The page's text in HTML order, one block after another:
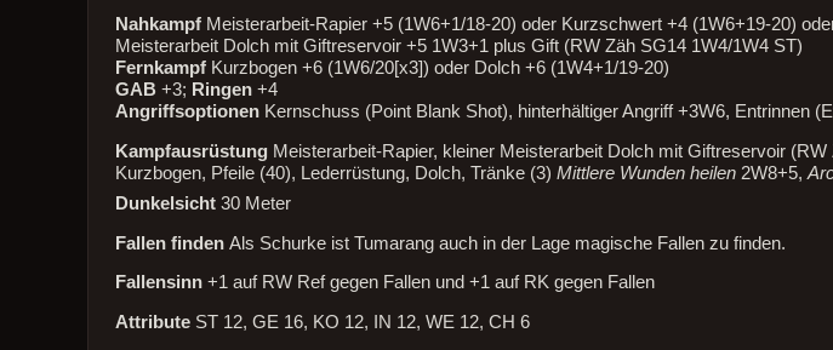
NahkampfMeisterarbeit-Rapier +5 (1W6+1/18-20) oder Kurzschwert +4 (1W6+19-20)
Meisterarbeit Dolch mit Giftreservoir +5 1W3+1 plus Gift (RW Zäh SG14 1W4/1W4 ST)
FernkampfKurzbogen +6 (1W6/20[x3]) oder Dolch +6 (1W4+1/19-20)
GAB+3; Ringen+4
AngriffsoptionenKernschuss (Point Blank Shot), hinterhältiger Angriff +3W6, Entrinnen
KampfausrüstungMeisterarbeit-Rapier, kleiner Meisterarbeit Dolch mit Giftreservoir
Kurzbogen, Pfeile (40), Lederrüstung, Dolch, Tränke (3) Mittlere Wunden heilen2W8+5,
Dunkelsicht30 Meter
Fallen finden Als Schurke ist Tumarang auch in der Lage magische Fallen zu finden.
Fallensinn+1 auf RW Ref gegen Fallen und +1 auf RK gegen Fallen
AttributeST 12, GE 16, KO 12, IN 12, WE 12, CH 6